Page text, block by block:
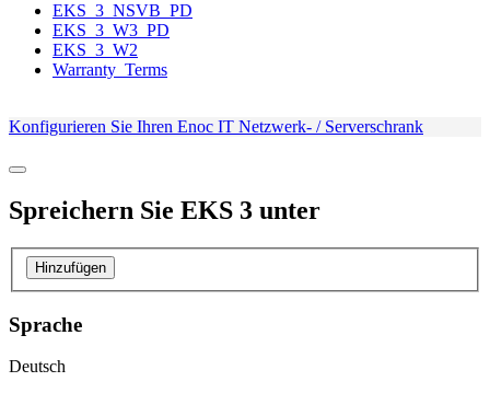
EKS_3_NSVB_PD
EKS_3_W3_PD
EKS_3_W2
Warranty_Terms
Konfigurieren Sie Ihren Enoc IT Netzwerk- / Serverschrank
Spreichern Sie EKS 3 unter
Hinzufügen
Sprache
Deutsch